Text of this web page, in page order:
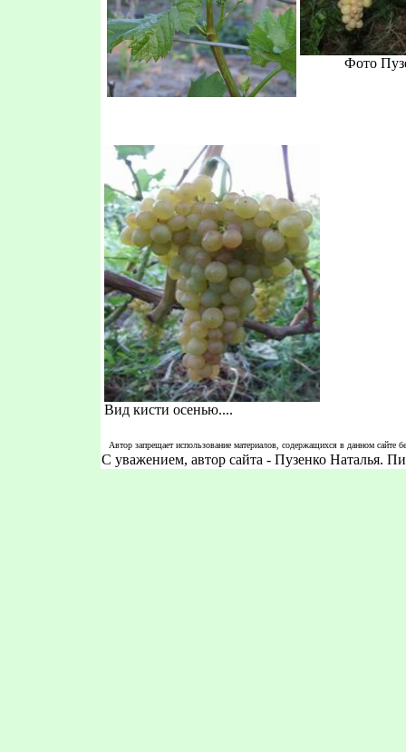
Фото
Вид кисти осенью....
Автор запрещает использование материалов, содержащихся в данном сайте
С уважением, автор сайта - Пузенко Наталья.